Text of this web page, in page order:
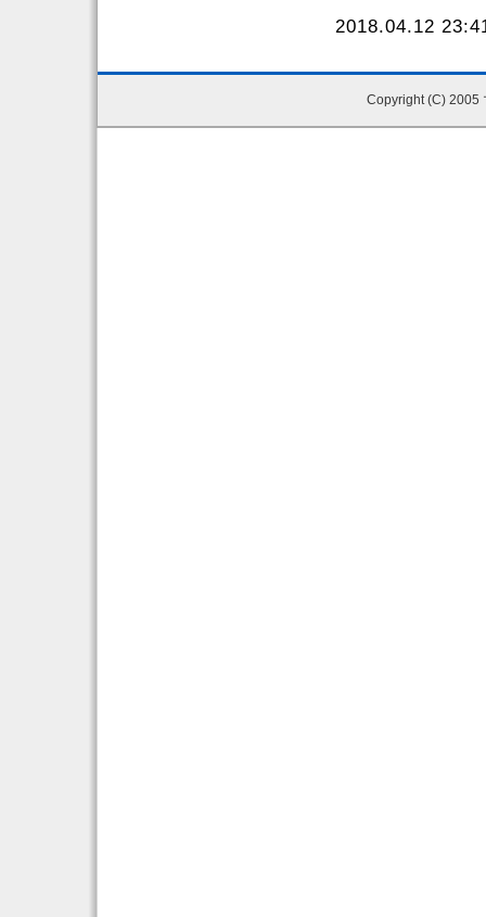
2018.04.12
Copyright (C) 2005